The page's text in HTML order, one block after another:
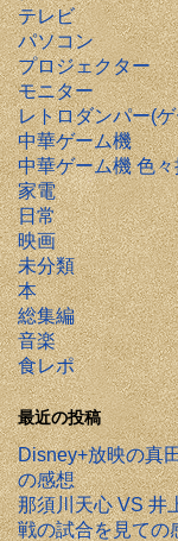
テレビ
パソコン
プロジェクター
モニター
レトロダンパー(
中華ゲーム機
中華ゲーム機 色
家電
日常
映画
未分類
本
総集編
音楽
食レポ
最近の投稿
Disney+放映の真
の感想
那須川天心 VS 井
戦の試合を見ての